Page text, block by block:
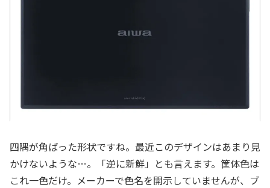
四隅が角ばった形状ですね。最近このデザインはあまり見
かけないような…。「逆に新鮮」とも言えます。筐体色は
これ一色だけ。メーカーで色名を開示していませんが、ブ